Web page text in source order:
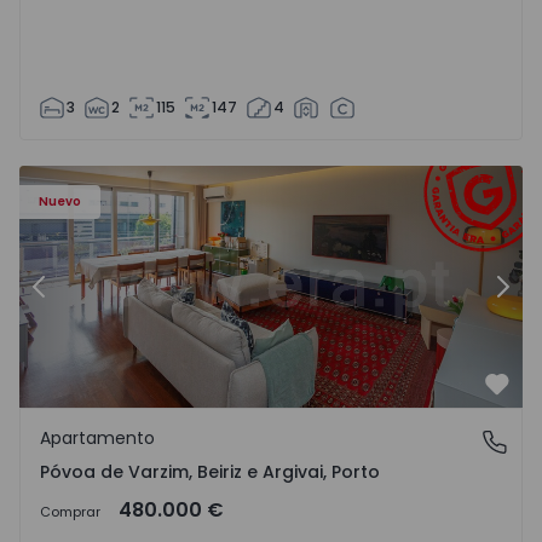
3 2 115 147 4
Nuevo
e Argivai - 1574602 - 20
Apartamento T3 Póvoa de Varzim, Póvoa de Varzim,
Anterior
Póvoa de Varzim, Beiriz e Argivai, Porto
Apartamento
Póvoa de Varzim, Beiriz e Argivai, Porto
Comprar 480.000 €